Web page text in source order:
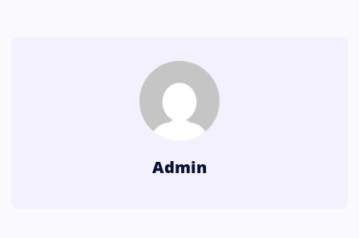
Admin